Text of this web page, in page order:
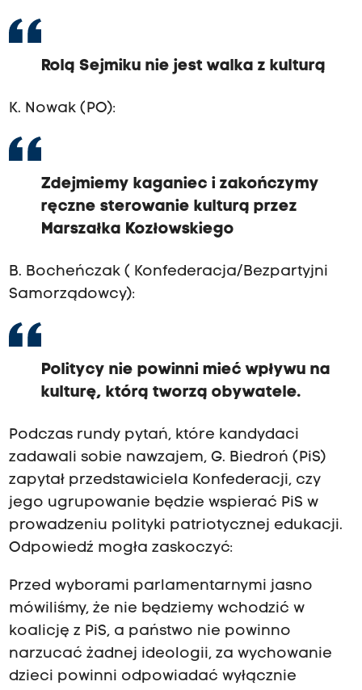
Rolą Sejmiku nie jest walka z kulturą
K. Nowak (PO):
Zdejmiemy kaganiec i zakończymy
ręczne sterowanie kulturą przez
Marszałka Kozłowskiego
B. Bocheńczak ( Konfederacja/Bezpartyjni
Samorządowcy):
Politycy nie powinni mieć wpływu na
kulturę, którą tworzą obywatele.
Podczas rundy pytań, które kandydaci
zadawali sobie nawzajem, G. Biedroń (PiS)
zapytał przedstawiciela Konfederacji, czy
jego ugrupowanie będzie wspierać PiS w
prowadzeniu polityki patriotycznej edukacji.
Odpowiedź mogła zaskoczyć:
Przed wyborami parlamentarnymi jasno
mówiliśmy, że nie będziemy wchodzić w
koalicję z PiS, a państwo nie powinno
narzucać żadnej ideologii, za wychowanie
dzieci powinni odpowiadać wyłącznie